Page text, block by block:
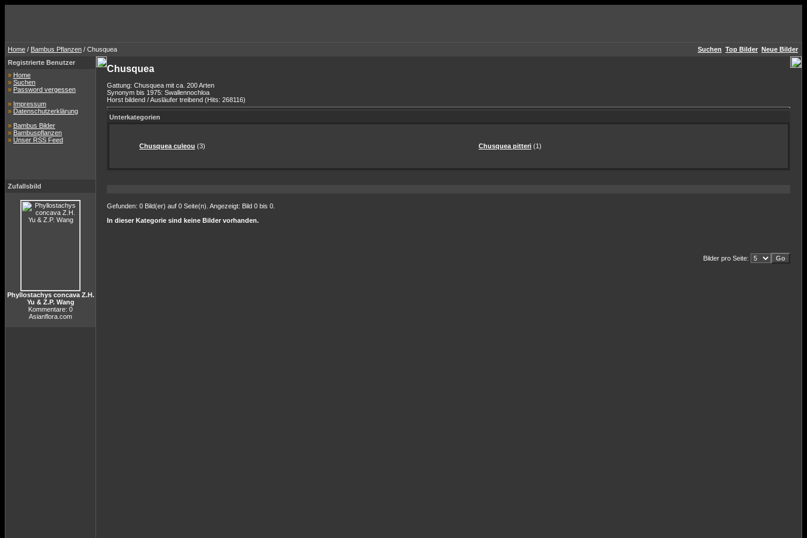
Home / Bambus Pflanzen / Chusquea Suchen Top Bilder Neue Bilder
Registrierte Benutzer
» Home
» Suchen
» Password vergessen
» Impressum
» Datenschutzerklärung
» Bambus Bilder
» Bambuspflanzen
» Unser RSS Feed
Zufallsbild
Phyllostachys concava Z.H.
Yu & Z.P. Wang
Kommentare: 0
Asianflora.com
Chusquea
Gattung: Chusquea mit ca. 200 Arten
Synonym bis 1975: Swallennochloa
Horst bildend / Ausläufer treibend (Hits: 268116)
Unterkategorien
Chusquea culeou (3) Chusquea pitteri (1)
Gefunden: 0 Bild(er) auf 0 Seite(n). Angezeigt: Bild 0 bis 0.
In dieser Kategorie sind keine Bilder vorhanden.
Bilder pro Seite: